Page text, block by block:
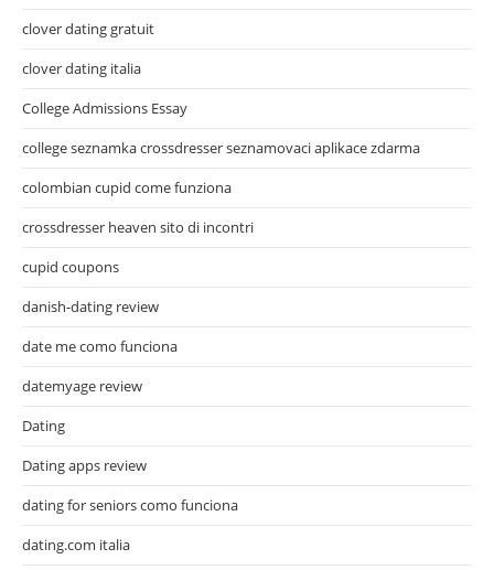
clover dating gratuit
clover dating italia
College Admissions Essay
college seznamka crossdresser seznamovaci aplikace zdarma
colombian cupid come funziona
crossdresser heaven sito di incontri
cupid coupons
danish-dating review
date me como funciona
datemyage review
Dating
Dating apps review
dating for seniors como funciona
dating.com italia